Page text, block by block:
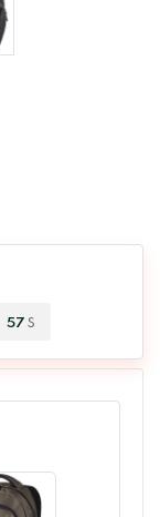
57 S